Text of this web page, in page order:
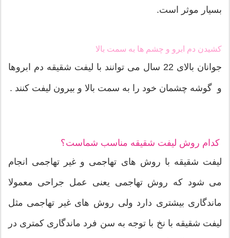
بسیار موثر است.
کشیدن دم ابرو و چشم ها به سمت بالا
جوانان بالای 22 سال می توانند با لیفت شقیقه دم ابروها
و گوشه چشمان خود را به سمت بالا و بیرون لیفت کنند .
کدام روش لیفت شقیقه مناسب شماست؟
لیفت شقیقه با روش های تهاجمی و غیر تهاجمی انجام
می شود که روش تهاجمی یعنی عمل جراحی معمولا
ماندگاری بیشتری دارد ولی روش های غیر تهاجمی مثل
لیفت شقیقه با نخ با توجه به سن فرد ماندگاری کمتری در